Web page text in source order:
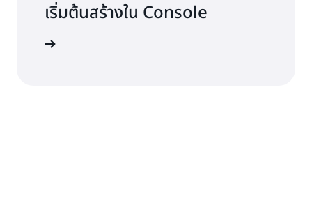
เริ่มต้นสร้างใน Console